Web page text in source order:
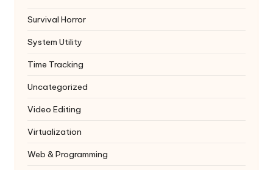
Survival Horror
System Utility
Time Tracking
Uncategorized
Video Editing
Virtualization
Web & Programming